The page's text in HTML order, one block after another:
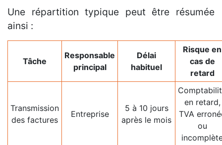
Une répartition typique peut être résumée
ainsi :
Tâche
Responsable
principal
Délai
habituel
Risque en
cas de
retard
Transmission
des factures
Entreprise
5 à 10 jours
après le mois
en retard,
TVA
ou